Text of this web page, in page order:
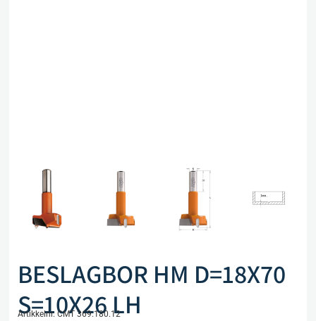
BESLAGBOR HM D=18X70
S=10X26 LH
Artikkelnr. CMT 369.180.12